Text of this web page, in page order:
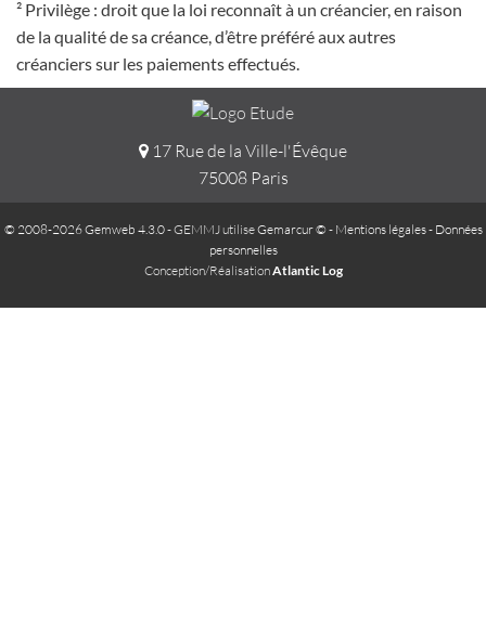
² Privilège : droit que la loi reconnaît à un créancier, en raison
de la qualité de sa créance, d’être préféré aux autres
créanciers sur les paiements effectués.
17 Rue de la Ville-l'Évêque
75008 Paris
© 2008-2026 Gemweb 4.3.0- GEMMJ utiliseGemarcur © - Mentions légales- Données
personnelles
Conception/RéalisationAtlantic Log